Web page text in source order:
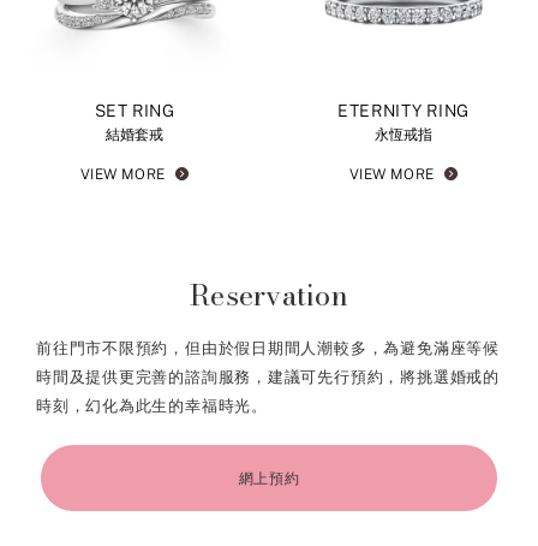
SET RING
結婚套戒
VIEW MORE
ETERNITY RING
永恆戒指
VIEW MORE
Reservation
前往門市不限預約，但由於假日期間人潮較多，為避免滿座等候
時間及提供更完善的諮詢服務，建議可先行預約，將挑選婚戒的
時刻，幻化為此生的幸福時光。
網上預約